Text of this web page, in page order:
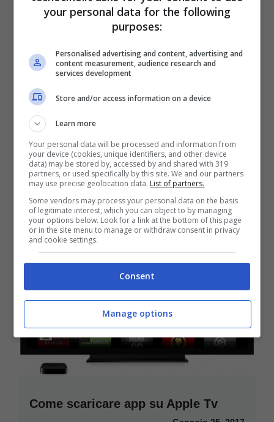
Apple TV Jailbreak: come sbloccarla
facilmente
Marzo 28, 2017
Come scaricare app su Apple Tv
your personal data for the following
purposes:
Personalised advertising and content, advertising and
content measurement, audience research and
services development
Store and/or access information on a device
Learn more
Your personal data will be processed and information from
your device (cookies, unique identifiers, and other device
data) may be stored by, accessed by and shared with 319
partners, or used specifically by this site. We and our partners
may use precise geolocation data. List of partners.
Some vendors may process your personal data on the basis
of legitimate interest, which you can object to by managing
your options below. Look for a link at the bottom of this page
or in the site menu to manage or withdraw consent in privacy
and cookie settings.
Consent
Manage options